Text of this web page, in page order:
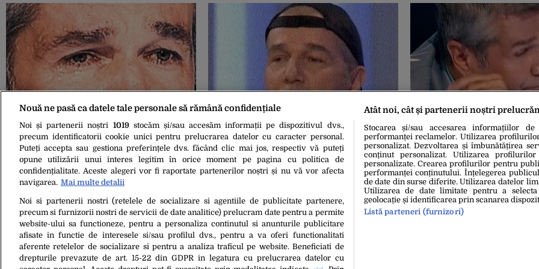
19 Apr. 2013, 09:37
Dan Bittman a vorbit despre cel mai
greu moment al carierei: „Le-am
propus colegilor câteva nume care să
mă înlocuiască”
18 Apr. 2013, 10:25
Decizia CNA în cazul „Dan Bittman în
direct”
09 Apr. 2013, 19:29
Dan Bittman, a treia oară
ultimele luni. Ce
chirurgicală a suferit
Nouă ne pasă ca datele tale personale să rămână confidențiale
Noi și partenerii noștri 1019stocăm și/sau accesăm informații pe dispozitivul dvs.,
precum identificatorii cookie unici pentru prelucrarea datelor cu caracter personal.
Puteți accepta sau gestiona preferințele dvs. făcând clic mai jos, respectiv vă puteți
opune utilizării unui interes legitim în orice moment pe pagina cu politica de
confidențialitate. Aceste alegeri vor fi raportate partenerilor noștri și nu vă vor afecta
navigarea. Mai multe detalii
Noi si partenerii nostri (retelele de socializare si agentiile de publicitate partenere,
precum si furnizorii nostri de servicii de date analitice) prelucram date pentru a permite
website-ului sa functioneze, pentru a personaliza continutul si anunturile publicitare
afisate in functie de interesele si/sau profilul dvs., pentru a va oferi functionalitati
aferente retelelor de socializare si pentru a analiza traficul pe website. Beneficiati de
drepturile prevazute de art. 15-22 din GDPR in legatura cu prelucrarea datelor cu
Atât noi, cât și partenerii noștri
Stocarea și/sau accesarea informațiilor
performanței reclamelor. Utilizarea
personalizat. Dezvoltarea și îmbunătățirea
conținut personalizat. Utilizarea
personalizate. Crearea profilurilor pentru
performanței conținutului. Înțelegerea
de date din surse diferite. Utilizarea datelor
Utilizarea de date limitate pentru a
geolocație și identificarea prin scanarea
Listă parteneri (furnizori)